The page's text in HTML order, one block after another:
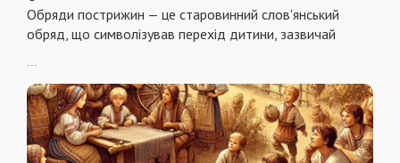
Обряди пострижин — це старовинний слов'янський
обряд, що символізував перехід дитини, зазвичай